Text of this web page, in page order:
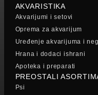
AKVARISTIKA
Akvarijumi i setovi
Oprema za akvarijum
Uređenje akvarijuma i
Hrana i dodaci ishrani
Apoteka i preparati
PREOSTALI
Psi